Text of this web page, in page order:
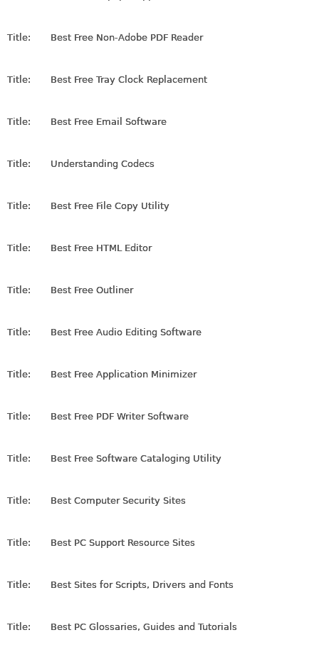
Title: Best Free Non-Adobe PDF Reader
Title: Best Free Tray Clock Replacement
Title: Best Free Email Software
Title: Understanding Codecs
Title: Best Free File Copy Utility
Title: Best Free HTML Editor
Title: Best Free Outliner
Title: Best Free Audio Editing Software
Title: Best Free Application Minimizer
Title: Best Free PDF Writer Software
Title: Best Free Software Cataloging Utility
Title: Best Computer Security Sites
Title: Best PC Support Resource Sites
Title: Best Sites for Scripts, Drivers and Fonts
Title: Best PC Glossaries, Guides and Tutorials